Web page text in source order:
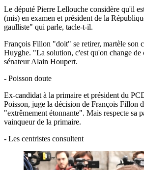
Le député Pierre Lellouche considère qu'il
(mis) en examen et président de la
gaulliste" qui parle, tacle-t-il.
François Fillon "doit" se retirer, martèle son
Huyghe. "La solution, c'est qu'on change de
sénateur Alain Houpert.
- Poisson doute
Ex-candidat à la primaire et président du
Poisson, juge la décision de François Fillon
"extrêmement étonnante". Mais respecte sa
vainqueur de la primaire.
- Les centristes consultent